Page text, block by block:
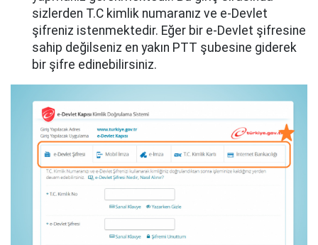
sizlerden T.C kimlik numaranız ve e-Devlet
şifreniz istenmektedir. Eğer bir e-Devlet şifresine
sahip değilseniz en yakın PTT şubesine giderek
bir şifre edinebilirsiniz.